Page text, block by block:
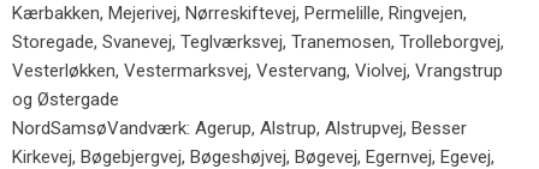
Kærbakken, Mejerivej, Nørreskiftevej, Permelille, Ringvejen,
Storegade, Svanevej, Teglværksvej, Tranemosen, Trolleborgvej,
Vesterløkken, Vestermarksvej, Vestervang, Violvej, Vrangstrup
og Østergade
NordSamsøVandværk: Agerup, Alstrup, Alstrupvej, Besser
Kirkevej, Bøgebjergvej, Bøgeshøjvej, Bøgevej, Egernvej, Egevej,